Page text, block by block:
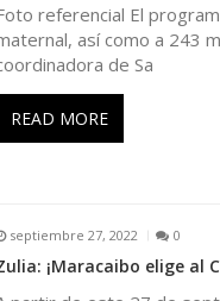
referencial El
así como a 243
de Sa
READ MORE
septiembre 27, 2022 0
¡Maracaibo elige al